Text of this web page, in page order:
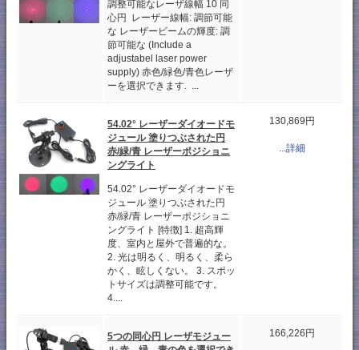
調整可能なレーザ線幅 10 同
心円 レーザー線幅: 調節可能
な レーザービームの輝度: 調
節可能な (Include a
adjustabel laser power
supply) 赤色/緑色/青色レーザ
ーを選択できます. ...
54.02° レーザーダイオードモ
ジュール 塗りつぶされた円
赤/緑/青 レーザーポジショニ
ングライト
54.02° レーザーダイオードモ
ジュール 塗りつぶされた円
赤/緑/青 レーザーポジショニ
ングライト [特徴] 1. 超高輝
度、室内と屋外で普遍的な。
2. 光は明るく、明るく、柔ら
かく、眩しくない。 3. スポッ
トサイズは調整可能です。
4....
130,869円
...詳細
5つの同心円 レーザモジュー
166,226円